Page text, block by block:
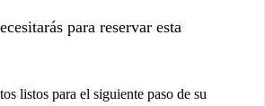
para reservar esta
listos para el siguiente paso de su